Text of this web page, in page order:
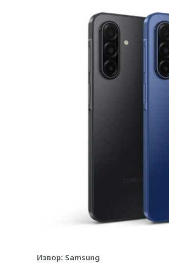
Извор: Samsung